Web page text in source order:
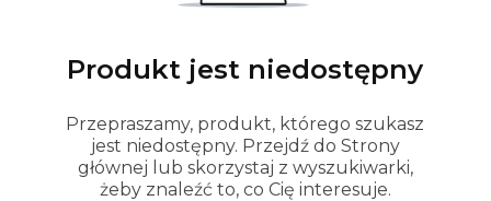
Produkt jest niedostępny
Przepraszamy, produkt, którego szukasz
jest niedostępny. Przejdź do Strony
głównej lub skorzystaj z wyszukiwarki,
żeby znaleźć to, co Cię interesuje.